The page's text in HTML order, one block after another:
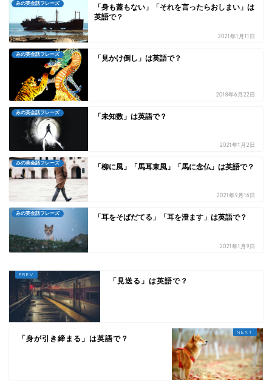
みの英会話フレーズ
「身も蓋もない」「それを言ったらおしまい」は
英語で？
2021年1月11日
みの英会話フレーズ 「見かけ倒し」は英語で？
2018年6月22日
みの英会話フレーズ 「未知数」は英語で？
2021年1月2日
みの英会話フレーズ 「柳に風」「馬耳東風」「馬に念仏」は英語で？
2021年9月16日
みの英会話フレーズ 「耳をそばだてる」「耳を澄ます」は英語で？
2021年1月9日
「見送る」は英語で？
「身が引き締まる」は英語で？